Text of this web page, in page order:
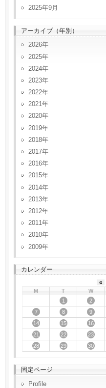
2025年9月
アーカイブ（年別）
2026
2025
2024
2023
2022
2021
2020
2019
2018
2017
2016
2015
2014
2013
2012
2011
2010
2009
カレンダー
«
M
T W
1
2
7
8 9
14
15 16
21
22 23
28
29 30
固定ページ
Profile